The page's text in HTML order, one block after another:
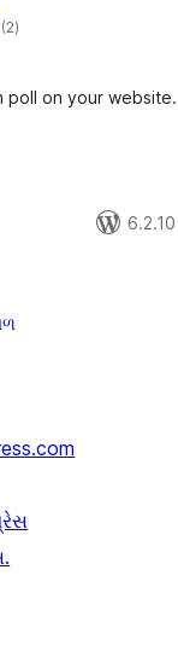
(2કુલ
રેટિંગ્સ
)
poll on your website.